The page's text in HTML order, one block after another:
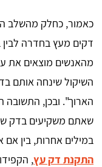
כאמור, כחלק מהשלב
דקים מעץ בחדרה לבין
מהאנשים מוצאים את
השיקול שינחה אותם
הארוך". ובכן,
שאתם משקיעים בדק
במילים אחרות, בין
התקנת דק עץ,